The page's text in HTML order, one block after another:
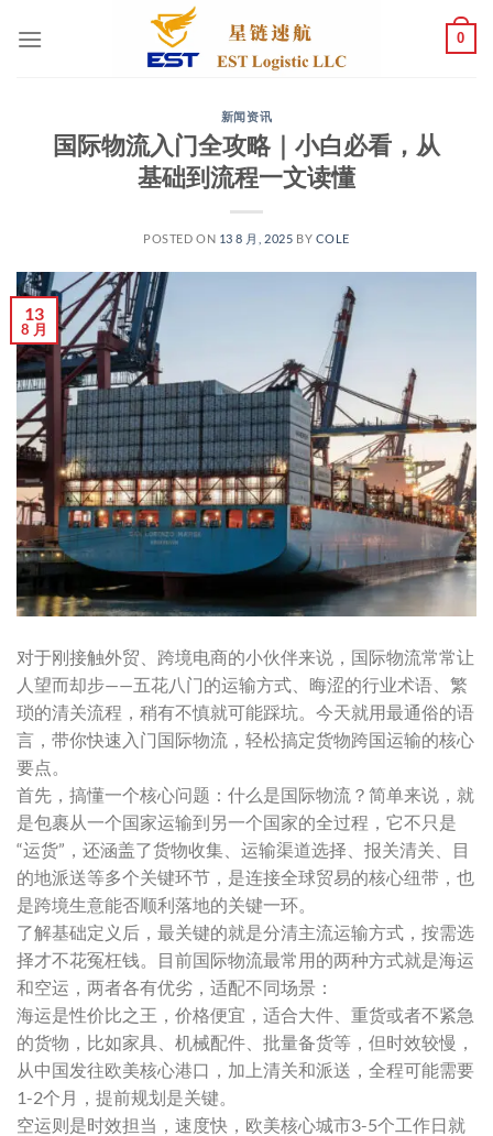
0
新闻资讯
国际物流入门全攻略｜小白必看，从
基础到流程一文读懂
POSTED ON 13 8 月, 2025 BY COLE
13
8 月
对于刚接触外贸、跨境电商的小伙伴来说，国际物流常常让
人望而却步——五花八门的运输方式、晦涩的行业术语、繁
琐的清关流程，稍有不慎就可能踩坑。今天就用最通俗的语
言，带你快速入门国际物流，轻松搞定货物跨国运输的核心
要点。
首先，搞懂一个核心问题：什么是国际物流？简单来说，就
是包裹从一个国家运输到另一个国家的全过程，它不只是
“运货”，还涵盖了货物收集、运输渠道选择、报关清关、目
的地派送等多个关键环节，是连接全球贸易的核心纽带，也
是跨境生意能否顺利落地的关键一环。
了解基础定义后，最关键的就是分清主流运输方式，按需选
择才不花冤枉钱。目前国际物流最常用的两种方式就是海运
和空运，两者各有优劣，适配不同场景：
海运是性价比之王，价格便宜，适合大件、重货或者不紧急
的货物，比如家具、机械配件、批量备货等，但时效较慢，
从中国发往欧美核心港口，加上清关和派送，全程可能需要
1-2个月，提前规划是关键。
空运则是时效担当，速度快，欧美核心城市3-5个工作日就